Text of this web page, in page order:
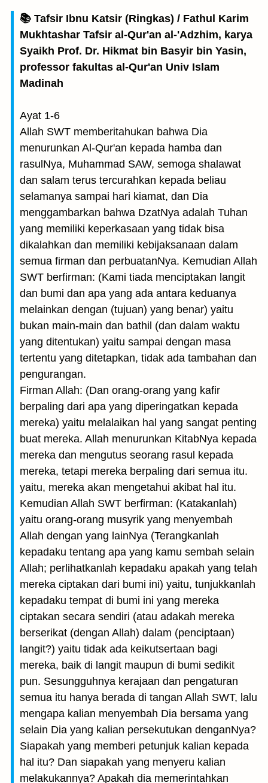
📚 Tafsir Ibnu Katsir (Ringkas) / Fathul Karim
Mukhtashar Tafsir al-Qur'an al-'Adzhim, karya
Syaikh Prof. Dr. Hikmat bin Basyir bin Yasin,
professor fakultas al-Qur'an Univ Islam
Madinah
Ayat 1-6
Allah SWT memberitahukan bahwa Dia
menurunkan Al-Qur'an kepada hamba dan
rasulNya, Muhammad SAW, semoga shalawat
dan salam terus tercurahkan kepada beliau
selamanya sampai hari kiamat, dan Dia
menggambarkan bahwa DzatNya adalah Tuhan
yang memiliki keperkasaan yang tidak bisa
dikalahkan dan memiliki kebijaksanaan dalam
semua firman dan perbuatanNya. Kemudian Allah
SWT berfirman: (Kami tiada menciptakan langit
dan bumi dan apa yang ada antara keduanya
melainkan dengan (tujuan) yang benar) yaitu
bukan main-main dan bathil (dan dalam waktu
yang ditentukan) yaitu sampai dengan masa
tertentu yang ditetapkan, tidak ada tambahan dan
pengurangan.
Firman Allah: (Dan orang-orang yang kafir
berpaling dari apa yang diperingatkan kepada
mereka) yaitu melalaikan hal yang sangat penting
buat mereka. Allah menurunkan KitabNya kepada
mereka dan mengutus seorang rasul kepada
mereka, tetapi mereka berpaling dari semua itu.
yaitu, mereka akan mengetahui akibat hal itu.
Kemudian Allah SWT berfirman: (Katakanlah)
yaitu orang-orang musyrik yang menyembah
Allah dengan yang lain­Nya (Terangkanlah
kepadaku tentang apa yang kamu sembah selain
Allah; perlihatkanlah kepadaku apakah yang telah
mereka ciptakan dari bumi ini) yaitu, tunjukkanlah
kepadaku tempat di bumi ini yang mereka
ciptakan secara sendiri (atau adakah mereka
berserikat (dengan Allah) dalam (penciptaan)
langit?) yaitu tidak ada keikutsertaan bagi
mereka, baik di langit maupun di bumi sedikit
pun. Sesungguhnya kerajaan dan pengaturan
semua itu hanya berada di tangan Allah SWT, lalu
mengapa kalian menyembah Dia bersama yang
selain Dia yang kalian persekutukan denganNya?
Siapakah yang memberi petunjuk kalian kepada
hal itu? Dan siapakah yang menyeru kalian
melakukannya? Apakah dia memerintahkan